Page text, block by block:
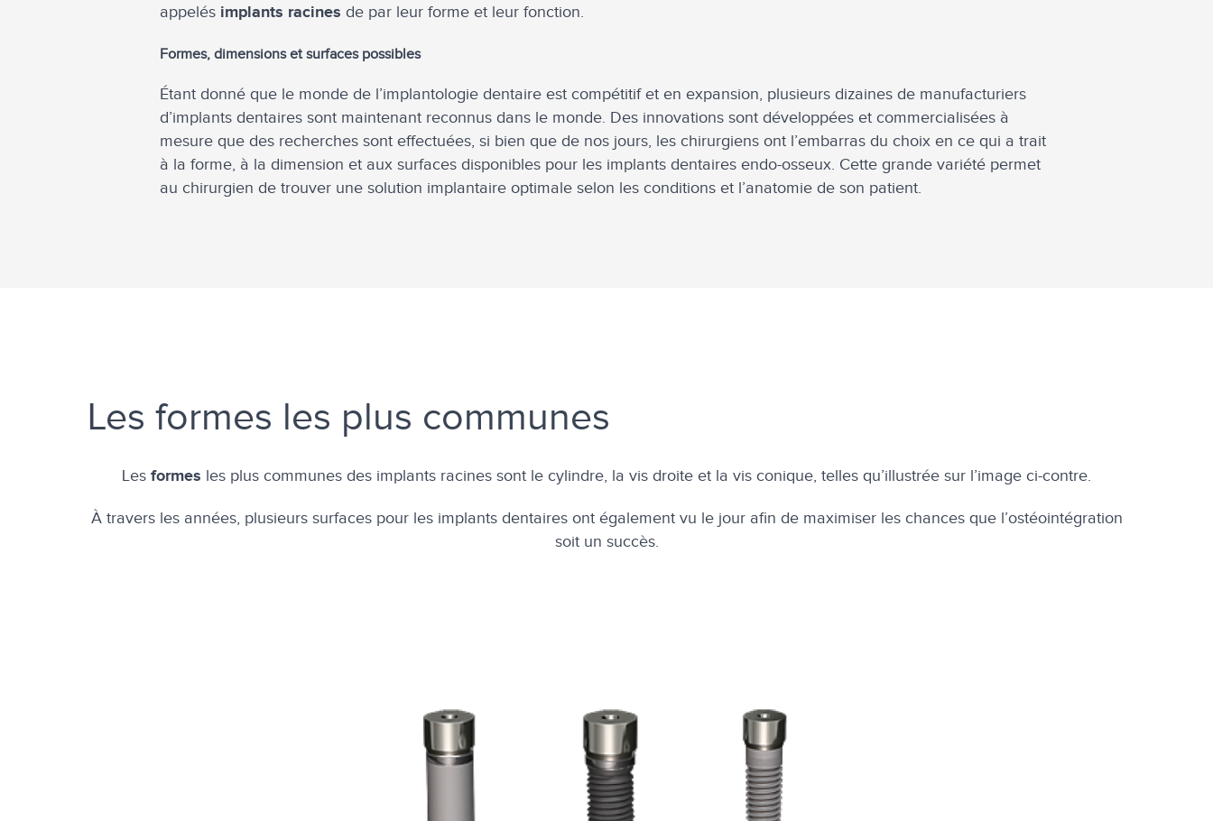
appelés implants racines de par leur forme et leur fonction.
Formes, dimensions et surfaces possibles
Étant donné que le monde de l’implantologie dentaire est compétitif et en expansion, plusieurs dizaines de manufacturiers
d’implants dentaires sont maintenant reconnus dans le monde. Des innovations sont développées et commercialisées à
mesure que des recherches sont effectuées, si bien que de nos jours, les chirurgiens ont l’embarras du choix en ce qui a trait
à la forme, à la dimension et aux surfaces disponibles pour les implants dentaires endo-osseux. Cette grande variété permet
au chirurgien de trouver une solution implantaire optimale selon les conditions et l’anatomie de son patient.
Les formes les plus communes
Les formes les plus communes des implants racines sont le cylindre, la vis droite et la vis conique, telles qu’illustrée sur l’image ci-contre.
À travers les années, plusieurs surfaces pour les implants dentaires ont également vu le jour afin de maximiser les chances que l’ostéointégration
soit un succès.